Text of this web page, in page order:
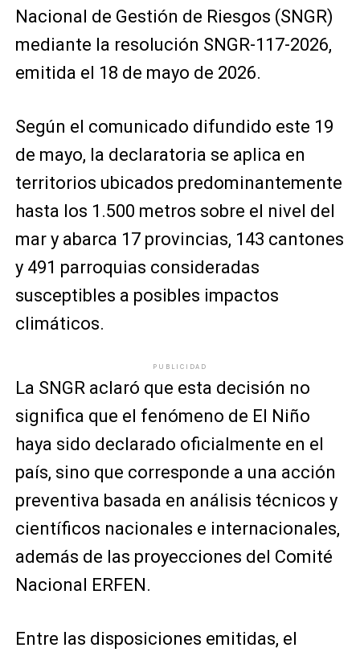
Nacional de Gestión de Riesgos (SNGR)
mediante la resolución SNGR-117-2026,
emitida el 18 de mayo de 2026.
Según el comunicado difundido este 19
de mayo, la declaratoria se aplica en
territorios ubicados predominantemente
hasta los 1.500 metros sobre el nivel del
mar y abarca 17 provincias, 143 cantones
y 491 parroquias consideradas
susceptibles a posibles impactos
climáticos.
PUBLICIDAD
La SNGR aclaró que esta decisión no
significa que el fenómeno de El Niño
haya sido declarado oficialmente en el
país, sino que corresponde a una acción
preventiva basada en análisis técnicos y
científicos nacionales e internacionales,
además de las proyecciones del Comité
Nacional ERFEN.
Entre las disposiciones emitidas, el